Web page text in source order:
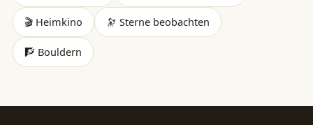
🎬 Heimkino 🔭 Sterne beobachten
🧗 Bouldern